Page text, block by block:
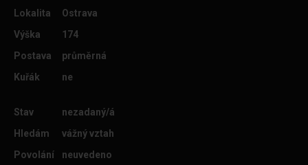
Lokalita
Ostrava
Výška
174
Postava
průměrná
Kuřák
ne
Stav
nezadaný/á
Hledám
vážný vztah
Povolání
neuvedeno